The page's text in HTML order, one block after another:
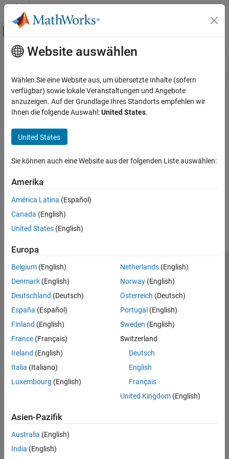
Weiter zum Inhalt
Umschaltung für Off-Canvas-
Ressource
Hauptinhalt
Website auswählen
Wählen Sie eine Website aus, um übersetzte Inhalte (sofern
verfügbar) sowie lokale Veranstaltungen und Angebote
anzuzeigen. Auf der Grundlage Ihres Standorts empfehlen wir
Ihnen die folgende Auswahl:United States.
United States
Sie können auch eine Website aus der folgenden Liste auswählen:
Amerika
América Latina (Español)
Canada (English)
United States (English)
Europa
Belgium (English)
Denmark (English)
Deutschland (Deutsch)
España (Español)
Finland (English)
France (Français)
Ireland (English)
Italia (Italiano)
Luxembourg (English)
Netherlands(English)
Norway(English)
Österreich (Deutsch)
Portugal (English)
Sweden (English)
Switzerland
Deutsch
English
Français
United Kingdom(English)
Asien-Pazifik
Australia (English)
India (English)
Trust Center
Datenschutz-Richtlinien
Datendiebstahl verhindern
Status von Anwendungen
© 1994-2026 The MathWorks, Inc.
Website auswählen
Deutschland